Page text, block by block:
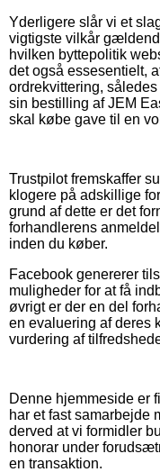
Yderligere slår vi et
vigtigste vilkår
hvilken byttepolitik
det også essesentielt,
ordrekvittering,
sin bestilling af JEM
skal købe gave til en
Trustpilot fremskaffer
klogere på adskillige
grund af dette er det
forhandlerens
inden du køber.
Facebook genererer
muligheder for at få
øvrigt er der en del
en evaluering af deres
vurdering af
Denne hjemmeside er
har et fast samarbejde
derved at vi formidler
honorar under
en transaktion.